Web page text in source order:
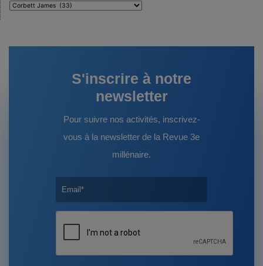
Auteurs
S'inscrire à notre
newsletter
Pour suivre nos activités, inscrivez-
vous à la newsletter de la Revue 3e
millénaire.